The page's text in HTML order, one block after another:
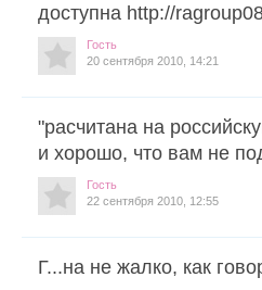
доступна http://
Гость
20 сентября 2010, 14:21
"расчитана на
и хорошо, что вам не
Гость
22 сентября 2010, 12:55
Г...на не жалко, как